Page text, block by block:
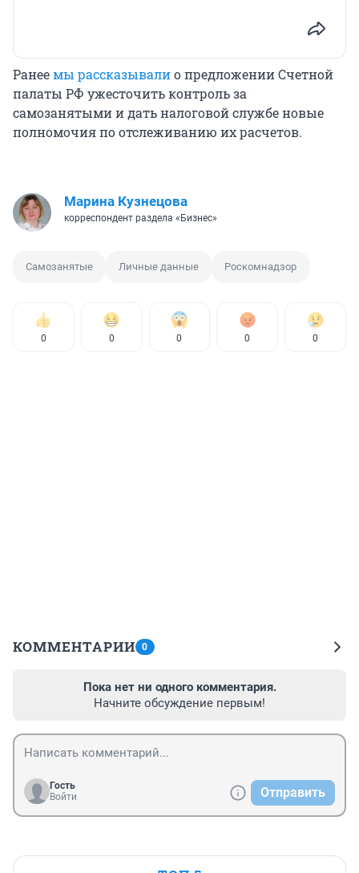
Ранеемы рассказывалио предложении Счетной
палаты РФ ужесточить контроль за
самозанятыми и дать налоговой службе новые
полномочия по отслеживанию их расчетов.
Марина Кузнецова
корреспондент раздела «Бизнес»
Самозанятые Личные данные Роскомнадзор
0 0 0 0 0
КОММЕНТАРИИ 0
Пока нет ни одного комментария.
Начните обсуждение первым!
Гость
Войти
Отправить